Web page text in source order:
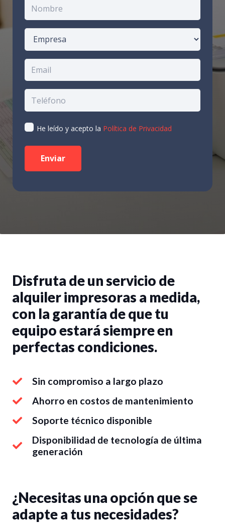
He leído y acepto la Política de Privacidad
Disfruta de un servicio de
alquiler impresoras a medida,
con la garantía de que tu
equipo estará siempre en
perfectas condiciones.
Sin compromiso a largo plazo
Ahorro en costos de mantenimiento
Soporte técnico disponible
Disponibilidad de tecnología de última
generación
¿Necesitas una opción que se
adapte a tus necesidades?